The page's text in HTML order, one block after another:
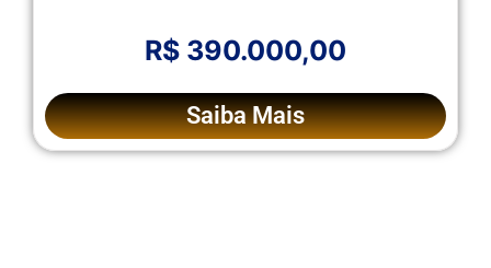
R$ 390.000,00
Saiba Mais